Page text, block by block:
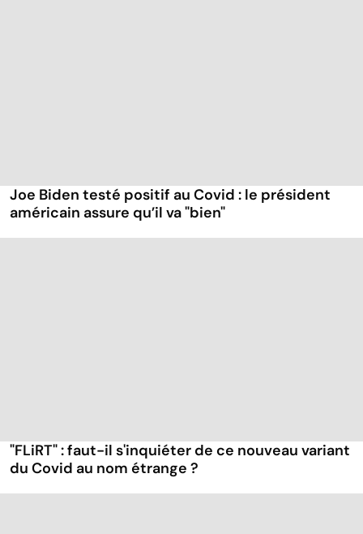
Joe Biden testé positif au Covid : le président
américain assure qu’il va "bien"
"FLiRT" : faut-il s'inquiéter de ce nouveau variant
du Covid au nom étrange ?